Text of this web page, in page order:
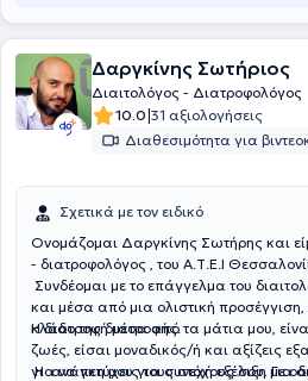
Δαργκίνης Σωτήριος
Διαιτολόγος - Διατροφολόγος
10.0|31 αξιολογήσεις
Διαθεσιμότητα για
Σχετικά με τον ειδικό
Ονομάζομαι Δαργκίνης Σωτήρης και
- διατροφολόγος , του Α.Τ.Ε.Ι
Συνδέομαι με το επάγγελμα του
και μέσα από μια ολιστική
κλάδο της διατροφής.
Η διατροφή μέσα από τα μάτια μου,
ζωές, είσαι μοναδικός/ή και αξίζεις
για να πετύχεις τους στόχους σου. Για
Η ανάγκη μου για συνεχή εξέλιξη με